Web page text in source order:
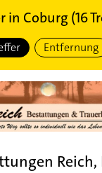
in Coburg (16
Entfernung
Reich,